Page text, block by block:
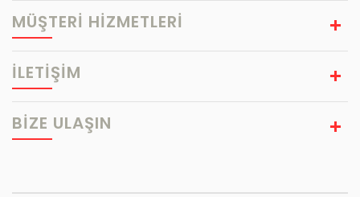
MÜŞTERİ HİZMETLERİ
İLETİŞİM
BIZE ULAŞIN